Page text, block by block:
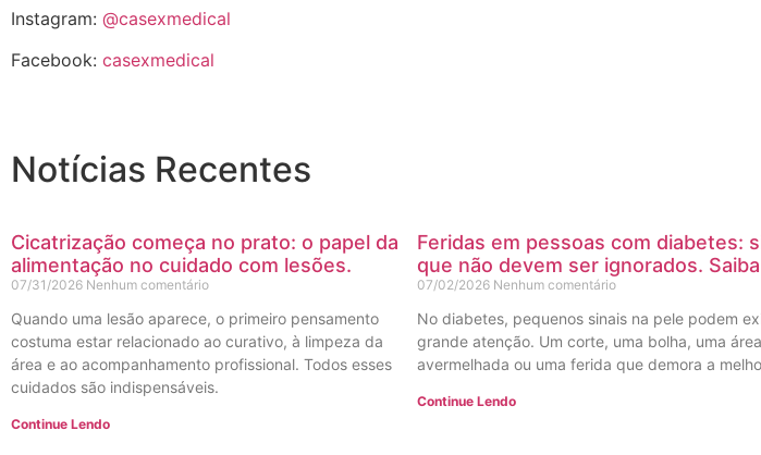
Instagram: @casexmedical
Facebook: casexmedical
Notícias Recentes
Cicatrização começa no prato: o papel da
alimentação no cuidado com lesões.
07/31/2026 Nenhum comentário
Quando uma lesão aparece, o primeiro pensamento
costuma estar relacionado ao curativo, à limpeza da
área e ao acompanhamento profissional. Todos esses
cuidados são indispensáveis.
Continue Lendo
Feridas em pessoas com diabetes:
que não devem ser ignorados.
07/02/2026 Nenhum comentário
No diabetes, pequenos sinais na pele podem
grande atenção. Um corte, uma bolha, uma área
avermelhada ou uma ferida que demora a
Continue Lendo